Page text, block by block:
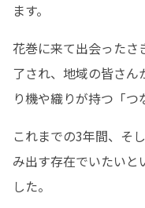
ます。
花巻に来て出会ったさ
了され、地域の皆さ
り機や織りが持つ「つ
これまでの3年間、そ
み出す存在でいたいと
した。